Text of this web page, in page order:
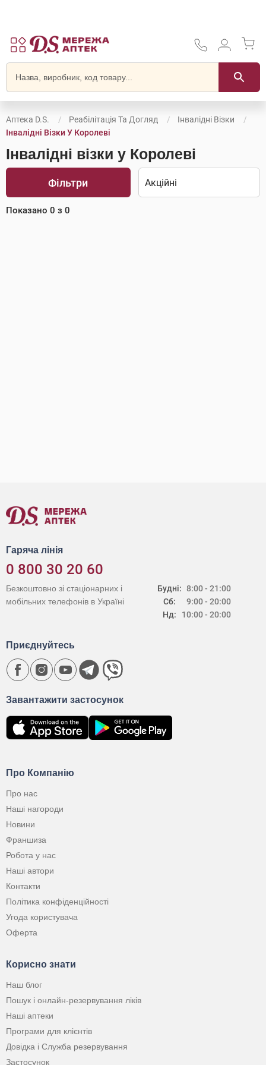
Аптека D.S. Реабілітація Та Догляд
Інвалідні Візки
Інвалідні Візки У Королеві
Інвалідні візки у Королеві
Фільтри
Показано 0 з 0
Гаряча лінія
0 800 30 20 60
Будні:
Сб:
Нд:
8:00 - 21:00
9:00 - 20:00
10:00 - 20:00
Безкоштовно зі стаціонарних і
мобільних телефонів в Україні
Про Компанію
Про нас
Наші нагороди
Новини
Франшиза
Робота у нас
Наші автори
Контакти
Політика конфіденційності
Угода користувача
Оферта
Корисно знати
Наш блог
Пошук і онлайн-резервування ліків
Наші аптеки
Програми для клієнтів
Довідка і Служба резервування
Застосунок
Завантажити застосунок
Приєднуйтесь